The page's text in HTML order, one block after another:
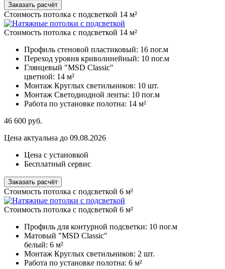
Заказать расчёт
Стоимость потолка с подсветкой 14 м²
Стоимость потолка с подсветкой 14 м²
Профиль стеновой пластиковый: 16 пог.м
Переход уровня криволинейный: 10 пог.м
Глянцевый "MSD Classic"
цветной: 14 м²
Монтаж Круглых светильников: 10 шт.
Монтаж Светодиодной ленты: 10 пог.м
Работа по установке полотна: 14 м²
46 600 руб.
Цена актуальна до 09.08.2026
Цена с установкой
Бесплатный сервис
Заказать расчёт
Стоимость потолка с подсветкой 6 м²
Стоимость потолка с подсветкой 6 м²
Профиль для контурной подсветки: 10 пог.м
Матовый "MSD Classic"
белый: 6 м²
Монтаж Круглых светильников: 2 шт.
Работа по установке полотна: 6 м²